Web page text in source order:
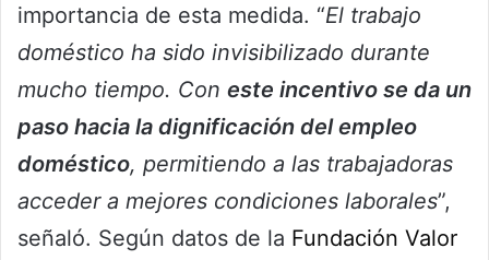
importancia de esta medida. “El trabajo
doméstico ha sido invisibilizado durante
mucho tiempo. Con este incentivo se da un
paso hacia la dignificación del empleo
doméstico, permitiendo a las trabajadoras
acceder a mejores condiciones laborales”,
señaló. Según datos de la Fundación Valor